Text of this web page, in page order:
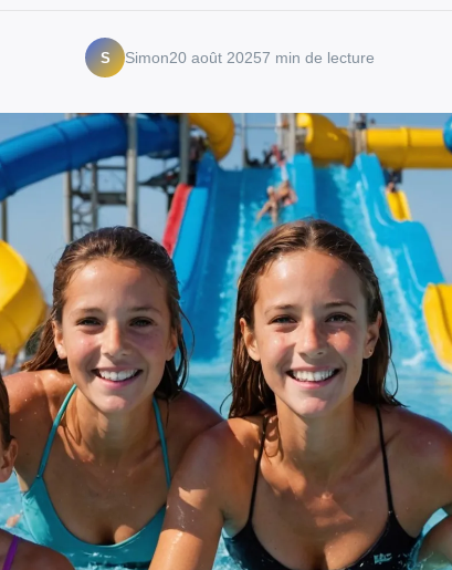
S Simon20 août 20257 min de lecture